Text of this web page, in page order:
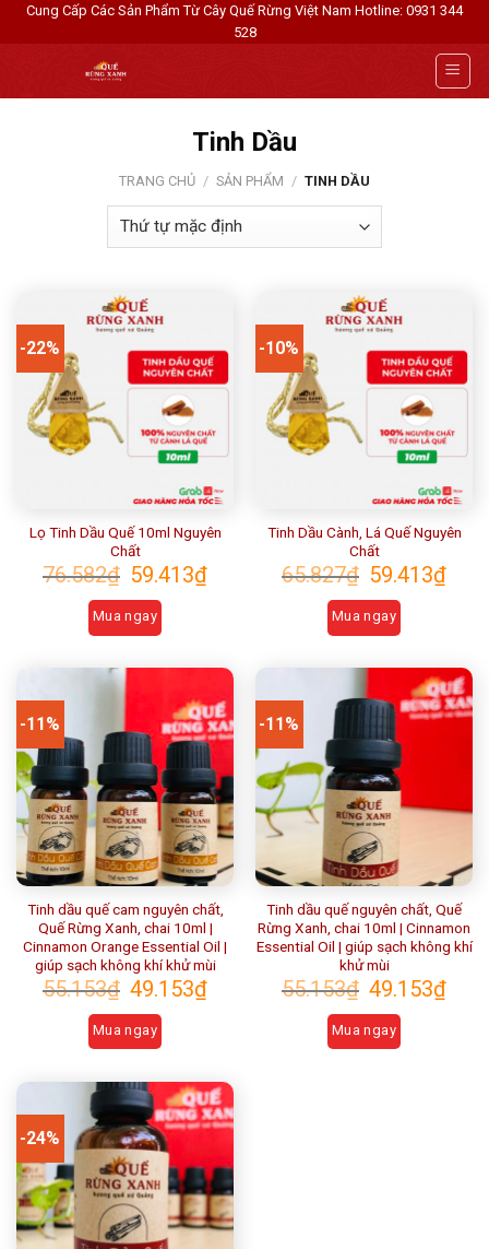
SkipCung Cấp Các Sản Phẩm Từ Cây Quế Rừng Việt Nam Hotline: 0931 344
528
Tinh Dầu
TRANG CHỦ / SẢN PHẨM / TINH DẦU
-22%
Lọ Tinh Dầu Quế 10ml Nguyên
Chất
76.582₫ 59.413₫
Mua ngay
-10%
Tinh Dầu Cành, Lá Quế Nguyên
Chất
65.827₫ 59.413₫
Mua ngay
-11%
Tinh dầu quế cam nguyên chất,
Quế Rừng Xanh, chai 10ml |
Cinnamon Orange Essential Oil |
giúp sạch không khí khử mùi
55.153₫ 49.153₫
Mua ngay
-11%
Tinh dầu quế nguyên chất, Quế
Rừng Xanh, chai 10ml | Cinnamon
Essential Oil | giúp sạch không khí
khử mùi
55.153₫ 49.153₫
Mua ngay
-24%